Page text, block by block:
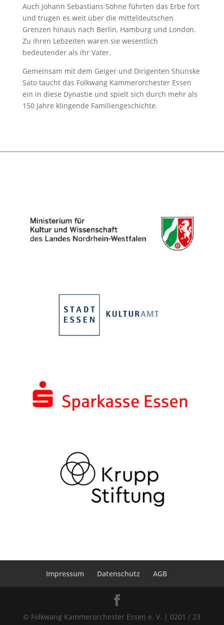
Auch Johann Sebastians Söhne führten das Erbe fort
und trugen es weit über die mitteldeutschen
Grenzen hinaus nach Berlin, Hamburg und London.
Zu ihren Lebzeiten waren sie wesentlich
bedeutender als ihr Vater.
Gemeinsam mit dem Geiger und Dirigenten Shunske
Sato taucht das Folkwang Kammerorchester Essen
ein in diese Dynastie und spielt sich durch mehr als
150 Jahre klingende Familiengeschichte.
Impressum Datenschutz AGB
© Folkwang Kammerorchester Essen e. V. | 0201 / 23